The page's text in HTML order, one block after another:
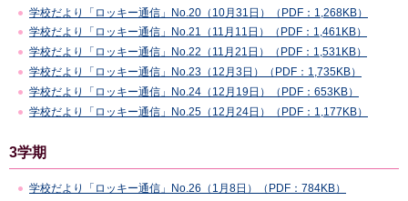
学校だより「ロッキー通信」No.20（10月31日）（PDF：1,268KB）
学校だより「ロッキー通信」No.21（11月11日）（PDF：1,461KB）
学校だより「ロッキー通信」No.22（11月21日）（PDF：1,531KB）
学校だより「ロッキー通信」No.23（12月3日）（PDF：1,735KB）
学校だより「ロッキー通信」No.24（12月19日）（PDF：653KB）
学校だより「ロッキー通信」No.25（12月24日）（PDF：1,177KB）
3学期
学校だより「ロッキー通信」No.26（1月8日）（PDF：784KB）